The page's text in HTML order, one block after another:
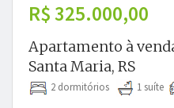
R$ 325.000,00
Apartamento à
Santa Maria, RS
2 dormitórios 1 suíte